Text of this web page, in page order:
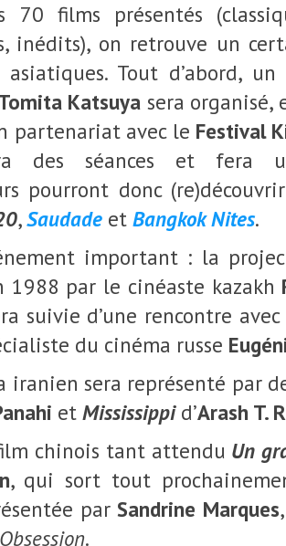
70 films présentés
inédits), on retrouve un
asiatiques. Tout d’abord,
Katsuya sera organisé,
partenariat avec le Festival
des séances et fera
pourront donc
,Saudade et Bangkok Nites.
important : la
1988 par le cinéaste kazakh
suivie d’une rencontre
du cinéma russe
iranien sera représenté par
et Mississippid’Arash T.
chinois tant attendu Un
, qui sort tout
parSandrine Marques
.